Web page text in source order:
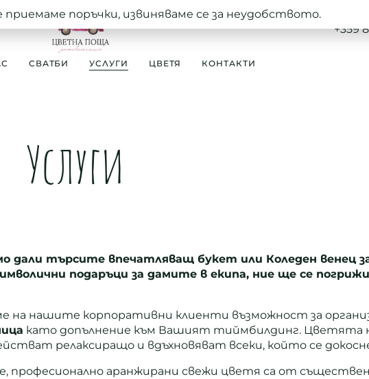
СВАТБИ УСЛУГИ ЦВЕТЯ КОНТАКТИ
+359
Услуги
дали търсите впечатляващ букет или Коледен венец
подаръци за дамите в екипа, ние ще се
на нашите корпоративни клиенти възможност за
като допълнение към Вашият тиймбилдинг. Цветята
релаксиращо и вдъхновяват всеки, който се
професионално аранжирани свежи цветя са от
поръчки, извиняваме се за неудобството.